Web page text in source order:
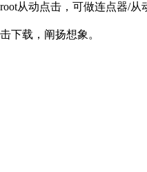
从动点击，可做连点器/
下载，阐扬想象。